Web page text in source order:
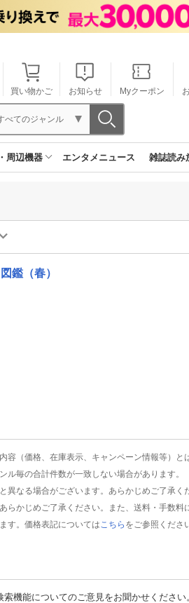
買い物かご お知らせ Myクーポン
べてのジャンル
周辺機器 エンタメニュース 雑誌読み
鑑（春）
（価格、在庫表示、キャンペーン情報等）と
毎の合計件数が一致しない場合があります。
なる場合がございます。あらかじめご了承く
かじめご了承ください。また、送料・手数料
す。価格表記については こちら をご参照くださ
機能についてのご意見をお聞かせください